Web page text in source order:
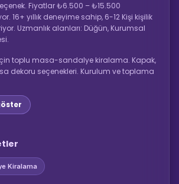
Fiyatlar ₺6.500 – ₺15.500
16+ yıllık deneyime sahip, 6-12 Kişi kişilik
Uzmanlık alanları: Düğün, Kurumsal
toplu masa-sandalye kiralama. Kapak,
dekoru seçenekleri. Kurulum ve toplama
Kiralama